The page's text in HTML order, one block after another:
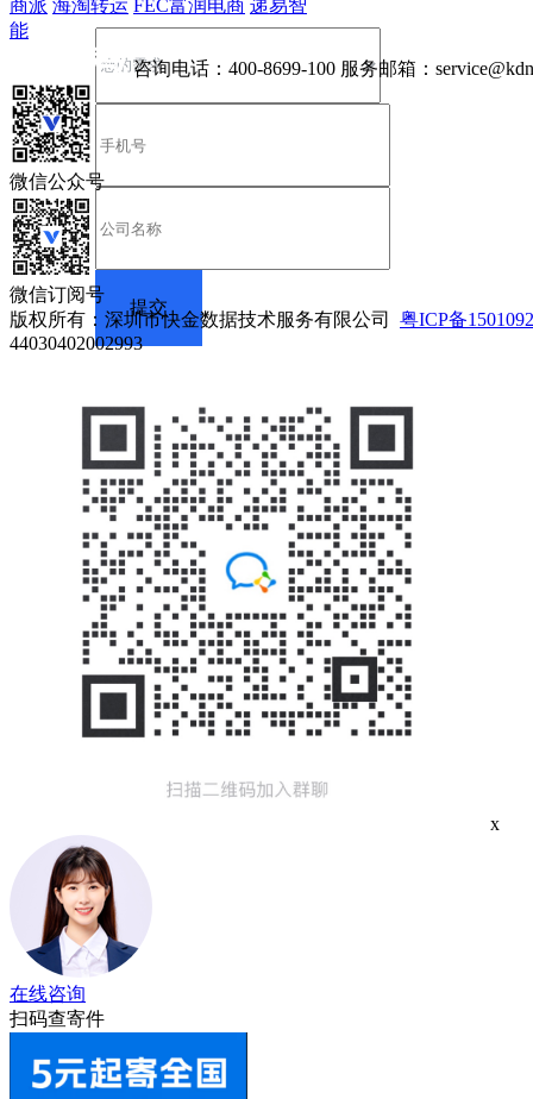
商派 海淘转运 FEC富润电商 递易智
能
咨询电话： 400-8699-100 服务邮箱：
微信公众号
微信订阅号
版权所有：深圳市快金数据技术服务有限公司 粤ICP备
44030402002993
x
在线咨询
扫码查寄件